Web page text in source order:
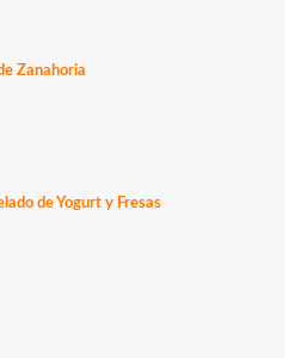
Zanahoria
de Yogurt y Fresas